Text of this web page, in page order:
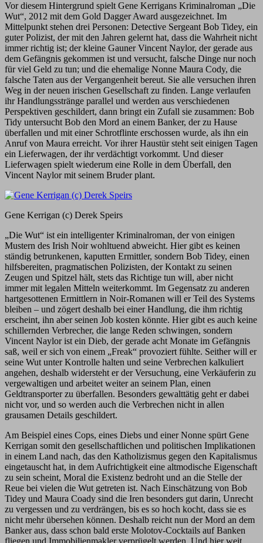
Vor diesem Hintergrund spielt Gene Kerrigans Kriminalroman „Die
Wut“, 2012 mit dem Gold Dagger Award ausgezeichnet. Im
Mittelpunkt stehen drei Personen: Detective Sergeant Bob Tidey, ein
guter Polizist, der mit den Jahren gelernt hat, dass die Wahrheit nicht
immer richtig ist; der kleine Gauner Vincent Naylor, der gerade aus
dem Gefängnis gekommen ist und versucht, falsche Dinge nur noch
für viel Geld zu tun; und die ehemalige Nonne Maura Cody, die
falsche Taten aus der Vergangenheit bereut. Sie alle versuchen ihren
Weg in der neuen irischen Gesellschaft zu finden. Lange verlaufen
ihr Handlungsstränge parallel und werden aus verschiedenen
Perspektiven geschildert, dann bringt ein Zufall sie zusammen: Bob
Tidy untersucht Bob den Mord an einem Banker, der zu Hause
überfallen und mit einer Schrotflinte erschossen wurde, als ihn ein
Anruf von Maura erreicht. Vor ihrer Haustür steht seit einigen Tagen
ein Lieferwagen, der ihr verdächtigt vorkommt. Und dieser
Lieferwagen spielt wiederum eine Rolle in dem Überfall, den
Vincent Naylor mit seinem Bruder plant.
Gene Kerrigan (c) Derek Speirs
„Die Wut“ ist ein intelligenter Kriminalroman, der von einigen
Mustern des Irish Noir wohltuend abweicht. Hier gibt es keinen
ständig betrunkenen, kaputten Ermittler, sondern Bob Tidey, einen
hilfsbereiten, pragmatischen Polizisten, der Kontakt zu seinen
Zeugen und Spitzel hält, stets das Richtige tun will, aber nicht
immer mit legalen Mitteln weiterkommt. Im Gegensatz zu anderen
hartgesottenen Ermittlern in Noir-Romanen will er Teil des Systems
bleiben – und zögert deshalb bei einer Handlung, die ihm richtig
erscheint, ihn aber seinen Job kosten könnte. Hier gibt es auch keine
schillernden Verbrecher, die lange Reden schwingen, sondern
Vincent Naylor ist ein Dieb, der gerade acht Monate im Gefängnis
saß, weil er sich von einem „Freak“ provoziert fühlte. Seither will er
seine Wut unter Kontrolle halten und seine Verbrechen kalkuliert
angehen, deshalb widersteht er der Versuchung, eine Verkäuferin zu
vergewaltigen und arbeitet weiter an seinem Plan, einen
Geldtransporter zu überfallen. Besonders gewalttätig geht er dabei
nicht vor, und so werden auch die Verbrechen nicht in allen
grausamen Details geschildert.
Am Beispiel eines Cops, eines Diebs und einer Nonne spürt Gene
Kerrigan somit den gesellschaftlichen und politischen Implikationen
in einem Land nach, das den Katholizismus gegen den Kapitalismus
eingetauscht hat, in dem Aufrichtigkeit eine altmodische Eigenschaft
zu sein scheint, Moral die Existenz bedroht und an die Stelle der
Reue bei vielen die Wut getreten ist. Nach Einschätzung von Bob
Tidey und Maura Coady sind die Iren besonders gut darin, Unrecht
zu vergessen und zu verdrängen, bis es so hoch kocht, dass sie es
nicht mehr übersehen können. Deshalb reicht nun der Mord an dem
Banker aus, dass schon bald erste Molotov-Cocktails auf Banken